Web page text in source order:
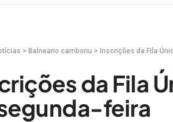
> Balneario camboriu > Inscrições da Fila
da Fila
feira